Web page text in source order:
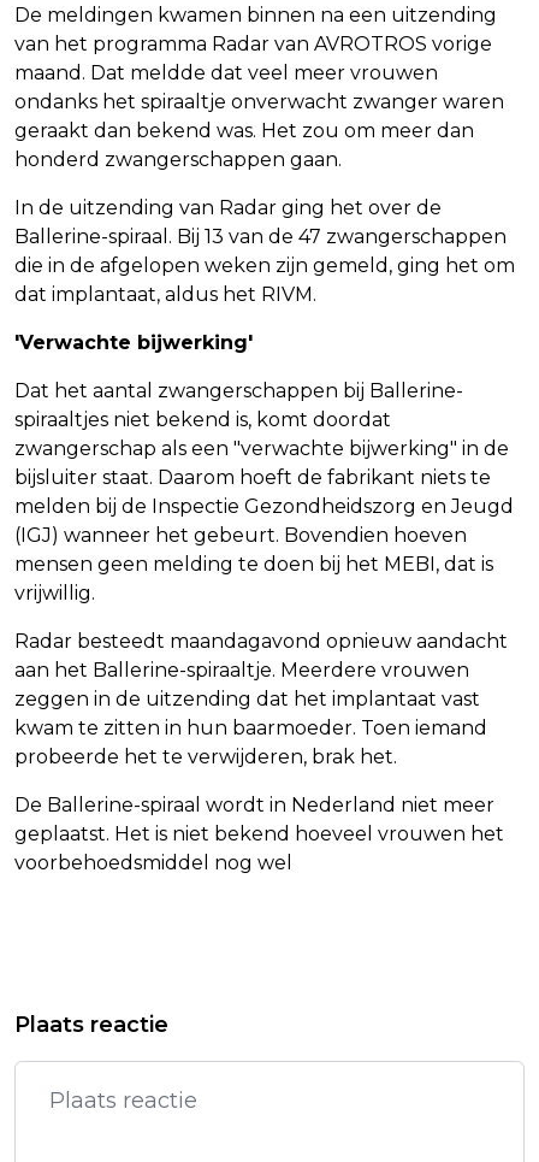
De meldingen kwamen binnen na een uitzending
van het programma Radar van AVROTROS vorige
maand. Dat meldde dat veel meer vrouwen
ondanks het spiraaltje onverwacht zwanger waren
geraakt dan bekend was. Het zou om meer dan
honderd zwangerschappen gaan.
In de uitzending van Radar ging het over de
Ballerine-spiraal. Bij 13 van de 47 zwangerschappen
die in de afgelopen weken zijn gemeld, ging het om
dat implantaat, aldus het RIVM.
'Verwachte bijwerking'
Dat het aantal zwangerschappen bij Ballerine-
spiraaltjes niet bekend is, komt doordat
zwangerschap als een "verwachte bijwerking" in de
bijsluiter staat. Daarom hoeft de fabrikant niets te
melden bij de Inspectie Gezondheidszorg en Jeugd
(IGJ) wanneer het gebeurt. Bovendien hoeven
mensen geen melding te doen bij het MEBI, dat is
vrijwillig.
Radar besteedt maandagavond opnieuw aandacht
aan het Ballerine-spiraaltje. Meerdere vrouwen
zeggen in de uitzending dat het implantaat vast
kwam te zitten in hun baarmoeder. Toen iemand
probeerde het te verwijderen, brak het.
De Ballerine-spiraal wordt in Nederland niet meer
geplaatst. Het is niet bekend hoeveel vrouwen het
voorbehoedsmiddel nog wel
ZWANGERSCHAP NA KOPERSPIRAAL
FNV DREIGT MET STAKING ALS TATA
STEEL VASTHOUDT AAN
REORGANISATIE
Plaats reactie